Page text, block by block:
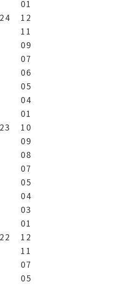
01
12
11
09
07
06
05
04
01
10
09
08
07
05
04
03
01
12
11
07
05